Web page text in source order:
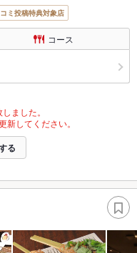
ミ投稿特典対象店
コース
ました。
してください。
る